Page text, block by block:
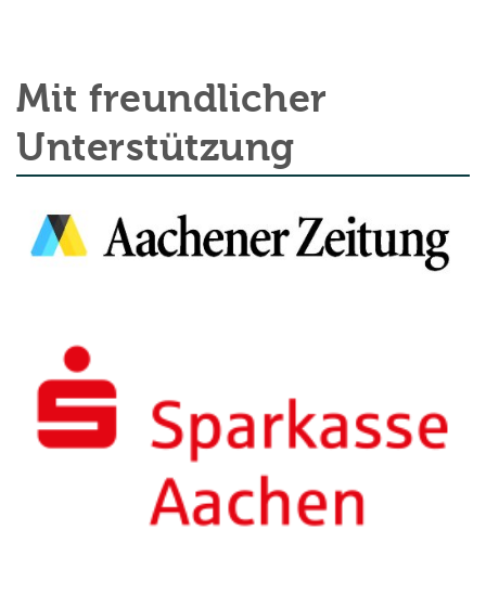
Mit freundlicher
Unterstützung